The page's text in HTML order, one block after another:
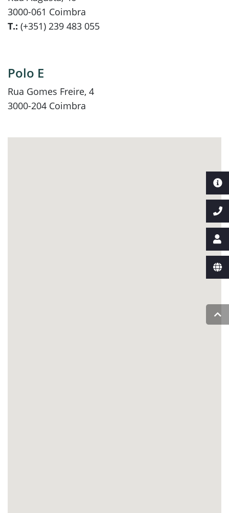
3000-061 Coimbra
T.: (+351) 239 483 055
Polo E
Rua Gomes Freire, 4
3000-204 Coimbra